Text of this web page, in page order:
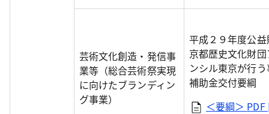
芸術文化創造・発信事
業等（総合芸術祭実現
に向けたブランディン
グ事業）
平成２９年度公
京都歴史文化財
ンシル東京が行
補助金交付要綱
＜要綱＞